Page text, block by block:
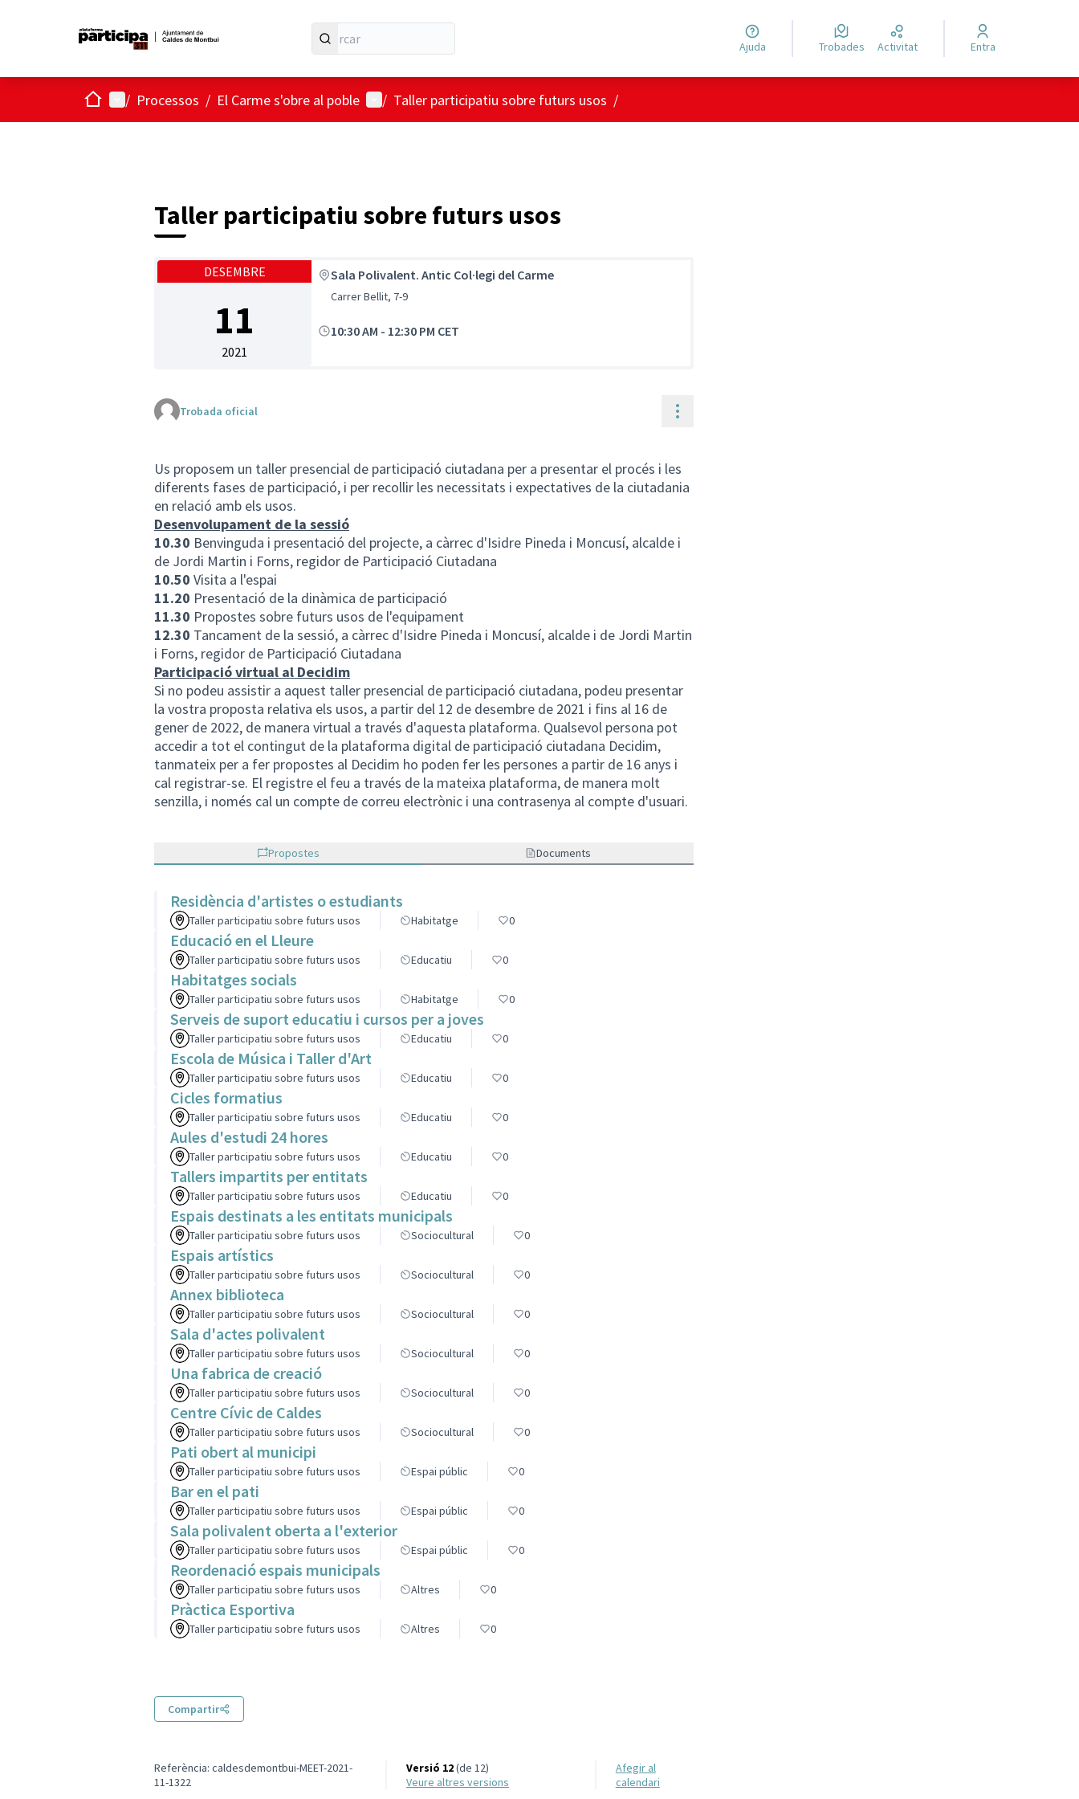
Ajuda Trobades Activitat Entra
Inici Menú principal
/ Processos / El Carme s'obre al poble Menú d'usuari
/ Taller participatiu sobre futurs usos /
Taller participatiu sobre futurs usos
DESEMBRE
11
2021
Sala Polivalent. Antic Col·legi del Carme
Carrer Bellit, 7-9
10:30 AM - 12:30 PM CET
Trobada oficial Controls de recursos
Us proposem un taller presencial de participació ciutadana per a presentar el procés i les
diferents fases de participació, i per recollir les necessitats i expectatives de la ciutadania
en relació amb els usos.
Desenvolupament de la sessió
10.30 Benvinguda i presentació del projecte, a càrrec d'Isidre Pineda i Moncusí, alcalde i
de Jordi Martin i Forns, regidor de Participació Ciutadana
10.50 Visita a l'espai
11.20 Presentació de la dinàmica de participació
11.30 Propostes sobre futurs usos de l'equipament
12.30 Tancament de la sessió, a càrrec d'Isidre Pineda i Moncusí, alcalde i de Jordi Martin
i Forns, regidor de Participació Ciutadana
Participació virtual al Decidim
Si no podeu assistir a aquest taller presencial de participació ciutadana, podeu presentar
la vostra proposta relativa els usos, a partir del 12 de desembre de 2021 i fins al 16 de
gener de 2022, de manera virtual a través d'aquesta plataforma. Qualsevol persona pot
accedir a tot el contingut de la plataforma digital de participació ciutadana Decidim,
tanmateix per a fer propostes al Decidim ho poden fer les persones a partir de 16 anys i
cal registrar-se. El registre el feu a través de la mateixa plataforma, de manera molt
senzilla, i només cal un compte de correu electrònic i una contrasenya al compte d'usuari.
Propostes Documents
Residència d'artistes o estudiants
Taller participatiu sobre futurs usos Habitatge 0
Educació en el Lleure
Taller participatiu sobre futurs usos Educatiu 0
Habitatges socials
Taller participatiu sobre futurs usos Habitatge 0
Serveis de suport educatiu i cursos per a joves
Taller participatiu sobre futurs usos Educatiu 0
Escola de Música i Taller d'Art
Taller participatiu sobre futurs usos Educatiu 0
Cicles formatius
Taller participatiu sobre futurs usos Educatiu 0
Aules d'estudi 24 hores
Taller participatiu sobre futurs usos Educatiu 0
Tallers impartits per entitats
Taller participatiu sobre futurs usos Educatiu 0
Espais destinats a les entitats municipals
Taller participatiu sobre futurs usos Sociocultural 0
Espais artístics
Taller participatiu sobre futurs usos Sociocultural 0
Annex biblioteca
Taller participatiu sobre futurs usos Sociocultural 0
Sala d'actes polivalent
Taller participatiu sobre futurs usos Sociocultural 0
Una fabrica de creació
Taller participatiu sobre futurs usos Sociocultural 0
Centre Cívic de Caldes
Taller participatiu sobre futurs usos Sociocultural 0
Pati obert al municipi
Taller participatiu sobre futurs usos Espai públic 0
Bar en el pati
Taller participatiu sobre futurs usos Espai públic 0
Sala polivalent oberta a l'exterior
Taller participatiu sobre futurs usos Espai públic 0
Reordenació espais municipals
Taller participatiu sobre futurs usos Altres 0
Pràctica Esportiva
Taller participatiu sobre futurs usos Altres 0
Compartir
Referència: caldesdemontbui-MEET-2021-
11-1322
Versió 12(de 12)
veure altres versions
Afegir al
calendari